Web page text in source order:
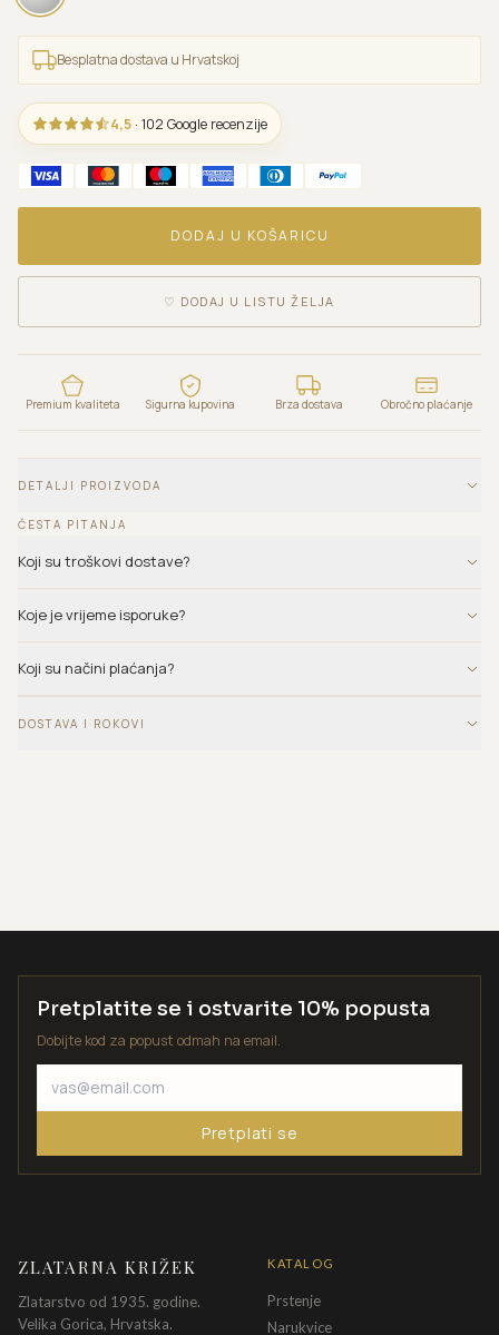
Besplatna dostava u Hrvatskoj
4,5 · 102 Google recenzije
DODAJ U KOŠARICU
♡ DODAJ U LISTU ŽELJA
Premium kvaliteta Sigurna kupovina Brza dostava Obročno plaćanje
DETALJI PROIZVODA
ČESTA PITANJA
Koji su troškovi dostave?
Koje je vrijeme isporuke?
Koji su načini plaćanja?
DOSTAVA I ROKOVI
Pretplatite se i ostvarite 10% popusta
Dobijte kod za popust odmah na email.
Pretplati se
ZLATARNA KRIŽEK
Zlatarstvo od 1935. godine.
Velika Gorica, Hrvatska.
KATALOG
Prstenje
Narukvice